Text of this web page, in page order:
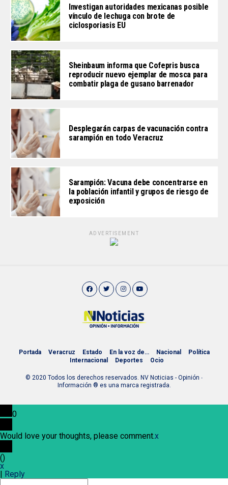
Investigan autoridades mexicanas posible
vínculo de lechuga con brote de
ciclosporiasis EU
Sheinbaum informa que Cofepris busca
reproducir nuevo ejemplar de mosca para
combatir plaga de gusano barrenador
Desplegarán carpas de vacunación contra
sarampión en todo Veracruz
Sarampión: Vacuna debe concentrarse en
la población infantil y grupos de riesgo de
exposición
ADVERTISEMENT
Portada Veracruz Estado En la voz de… Nacional
Política
Internacional
Deportes Ocio
© 2020 Todos los derechos reservados. NV Noticias - Opinión ∙
Información ® es una marca registrada.
0
Would love your thoughts, please comment.x
()
x
Reply